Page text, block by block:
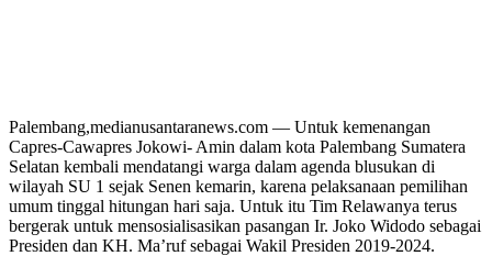
Palembang,medianusantaranews.com — Untuk kemenangan
Capres-Cawapres Jokowi- Amin dalam kota Palembang Sumatera
Selatan kembali mendatangi warga dalam agenda blusukan di
wilayah SU 1 sejak Senen kemarin, karena pelaksanaan pemilihan
umum tinggal hitungan hari saja. Untuk itu Tim Relawanya terus
bergerak untuk mensosialisasikan pasangan Ir. Joko Widodo sebagai
Presiden dan KH. Ma’ruf sebagai Wakil Presiden 2019-2024.